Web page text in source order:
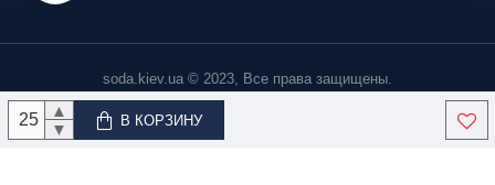
▲
▼
В КОРЗИНУ
soda.kiev.ua © 2023, Все права защищены.